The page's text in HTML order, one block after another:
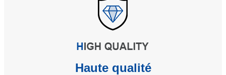
Haute qualité